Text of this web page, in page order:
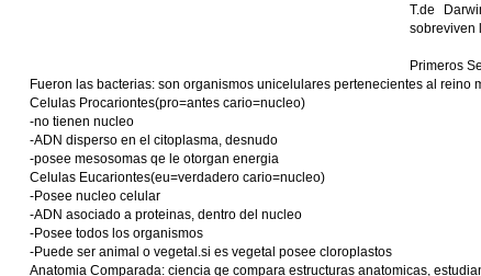
T.de
sobreviven
Primeros
Fueron las bacterias: son organismos unicelulares pertenecientes al
Celulas Procariontes(pro=antes cario=nucleo)
-no tienen nucleo
-ADN disperso en el citoplasma, desnudo
-posee mesosomas qe le otorgan energia
Celulas Eucariontes(eu=verdadero cario=nucleo)
-Posee nucleo celular
-ADN asociado a proteinas, dentro del nucleo
-Posee todos los organismos
-Puede ser animal o vegetal.si es vegetal posee cloroplastos
Anatomia Comparada: ciencia qe compara estructuras anatomicas,